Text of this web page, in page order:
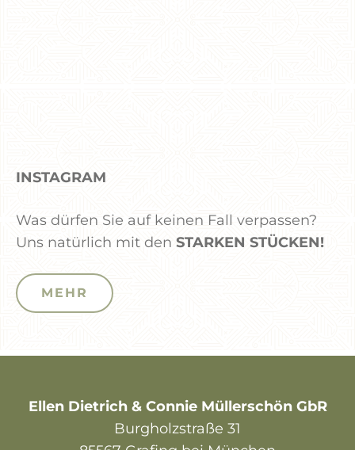
INSTAGRAM
Was dürfen Sie auf keinen Fall verpassen?
Uns natürlich mit den STARKEN STÜCKEN!
MEHR
Ellen Dietrich & Connie Müllerschön GbR
Burgholzstraße 31